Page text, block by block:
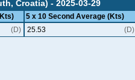
Croatia) - 2025-03-29
5 x 10 Second Average (Kts)
(D) 25.53 (D)